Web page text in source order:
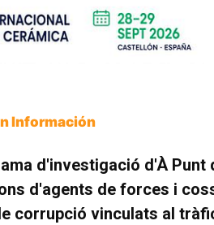
Información
d'investigació d'À Punt
d'agents de forces i
corrupció vinculats al